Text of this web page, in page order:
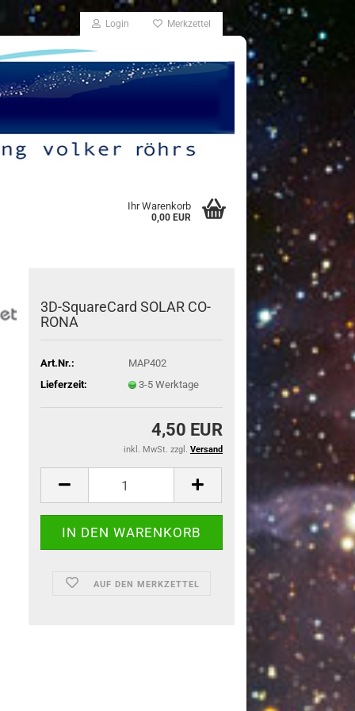
Login Merkzettel
Ihr Warenkorb
0,00 EUR
3D-​SquareCard SOLAR CO­
RO­NA
Art.Nr.:
MAP402
Lieferzeit:
3-5 Werktage
4,50 EUR
inkl. MwSt. zzgl. Versand
AUF DEN MERKZETTEL